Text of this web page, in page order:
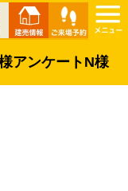
アンケートN様